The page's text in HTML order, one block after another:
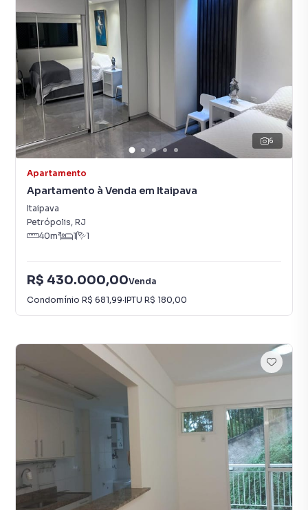
6
Apartamento
Apartamento à Venda em Itaipava
Itaipava
Petrópolis, RJ
40m² 1 1
R$ 430.000,00Venda
Condomínio R$ 681,99·IPTU R$ 180,00